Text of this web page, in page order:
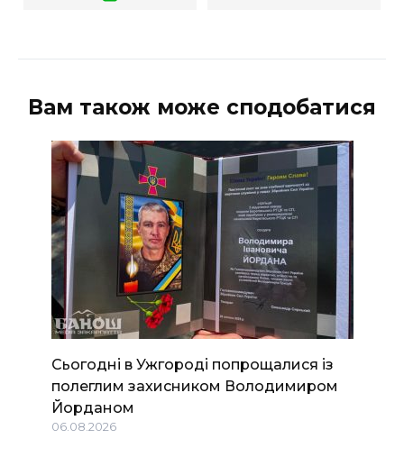
Вам також може сподобатися
Сьогодні в Ужгороді попрощалися із
полеглим захисником Володимиром
Йорданом
06.08.2026